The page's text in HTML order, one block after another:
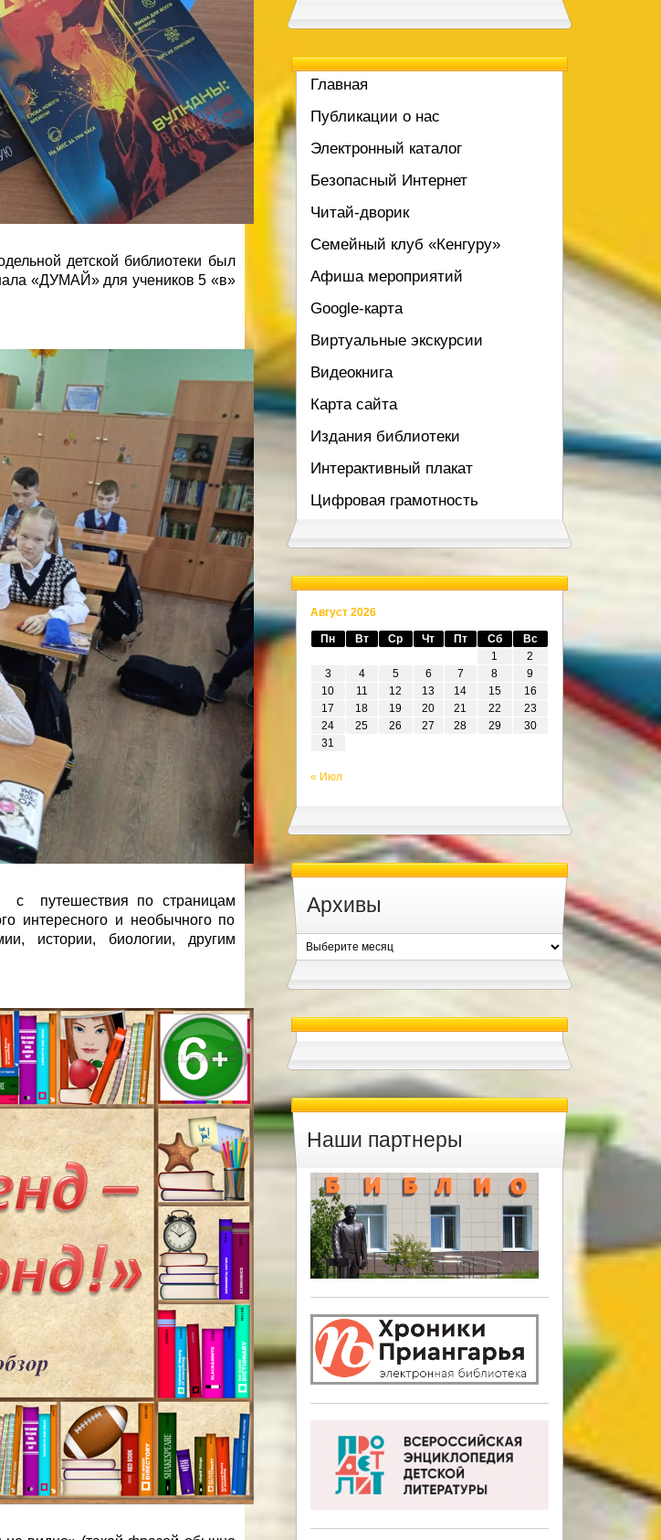
детской библиотеки был
«ДУМАЙ» для учеников 5 «в»
с путешествия по страницам
интересного и необычного по
истории, биологии, другим
Главная
Публикации о нас
Электронный каталог
Безопасный Интернет
Читай-дворик
Семейный клуб «Кенгуру»
Афиша мероприятий
Google-карта
Виртуальные экскурсии
Видеокнига
Карта сайта
Издания библиотеки
Интерактивный плакат
Цифровая грамотность
Август 2026
Пн Вт Ср Чт Пт Сб
Вс
1
2
3
4 5 6 7 8
9
10
11 12 13 14 15
16
17
18 19 20 21 22
23
24
25 26 27 28 29
30
31
« Июл
Архивы
Архивы
Наши партнеры